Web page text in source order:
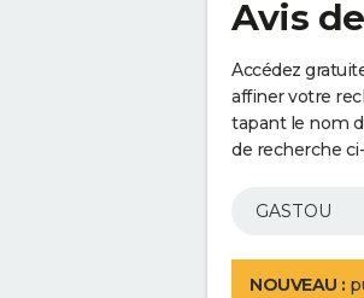
Avis
Accédez
affiner votre
tapant le nom
de recherche
NOUVEAU :